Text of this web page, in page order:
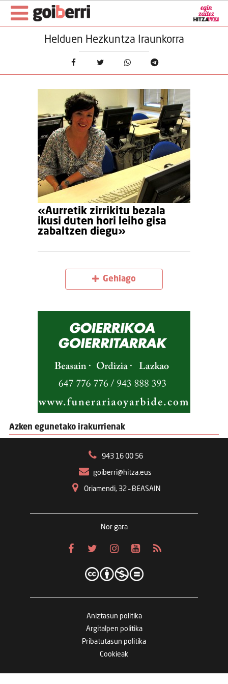
Helduen Hezkuntza Iraunkorra
«Aurretik zirrikitu bezala
ikusi duten hori leiho gisa
zabaltzen diegu»
Gehiago
Azken egunetako irakurrienak
943 16 00 56
goiberri@hitza.eus
Oriamendi, 32 – BEASAIN
Nor gara
Aniztasun politika
Argitalpen politika
Pribatutasun politika
Cookieak